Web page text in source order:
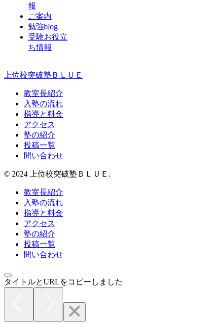
報
ご案内
勉強blog
受験お役立
ち情報
上位校突破塾ＢＬＵＥ
教室長紹介
入塾の流れ
指導と料金
アクセス
塾の紹介
投稿一覧
問い合わせ
© 2024 上位校突破塾ＢＬＵＥ.
教室長紹介
入塾の流れ
指導と料金
アクセス
塾の紹介
投稿一覧
問い合わせ
タイトルとURLをコピーしました